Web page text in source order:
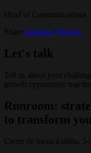
Head of Communications
Share: Linkedin Bluesky
Let's talk
Tell us about your
growth opportunity together.
Runroom:
to transform
Carrer de Santa Eulàlia,